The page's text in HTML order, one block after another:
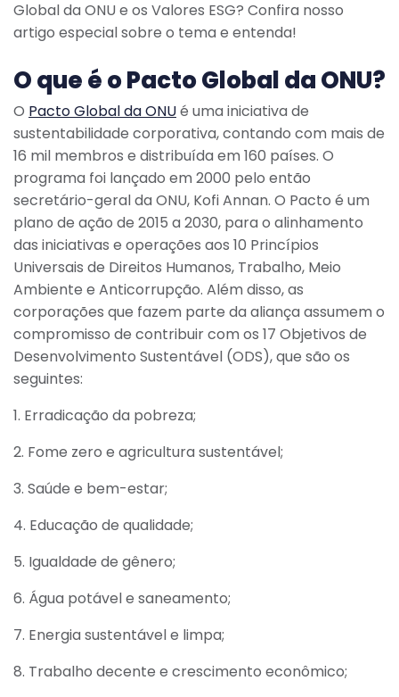
Global da ONU e os Valores ESG? Confira nosso
artigo especial sobre o tema e entenda!
O que é o Pacto Global da ONU?
O Pacto Global da ONUé uma iniciativa de
sustentabilidade corporativa, contando com mais de
16 mil membros e distribuída em 160 países. O
programa foi lançado em 2000 pelo então
secretário-geral da ONU, Kofi Annan. O Pacto é um
plano de ação de 2015 a 2030, para o alinhamento
das iniciativas e operações aos 10 Princípios
Universais de Direitos Humanos, Trabalho, Meio
Ambiente e Anticorrupção. Além disso, as
corporações que fazem parte da aliança assumem o
compromisso de contribuir com os 17 Objetivos de
Desenvolvimento Sustentável (ODS), que são os
seguintes:
1. Erradicação da pobreza;
2. Fome zero e agricultura sustentável;
3. Saúde e bem-estar;
4. Educação de qualidade;
5. Igualdade de gênero;
6. Água potável e saneamento;
7. Energia sustentável e limpa;
8. Trabalho decente e crescimento econômico;